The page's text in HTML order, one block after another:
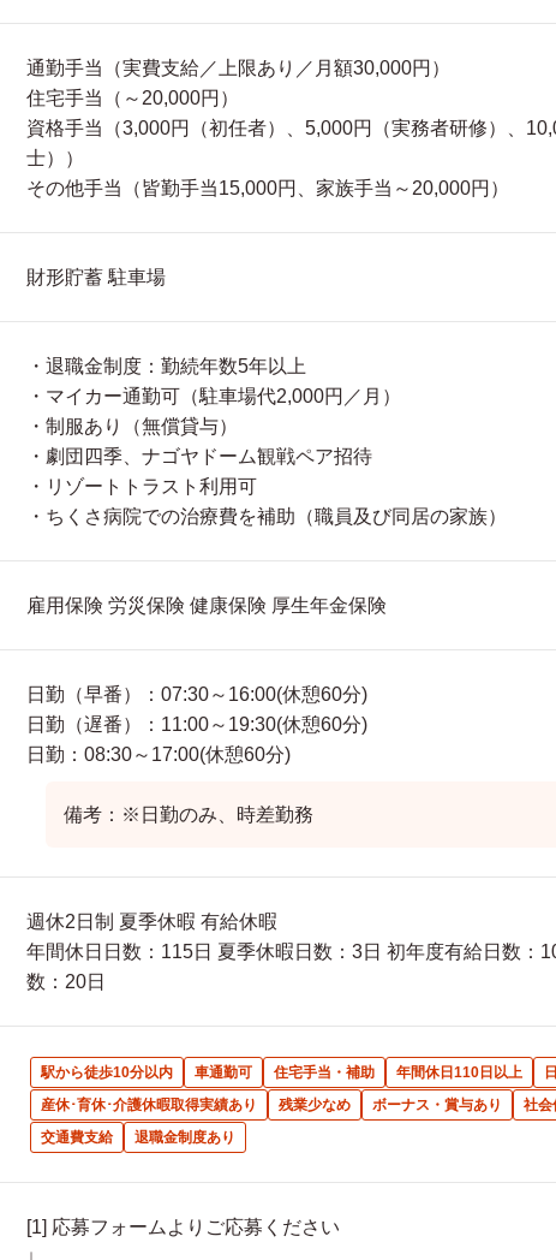
通勤手当（実費支給／上限あり／月額30,000円）
住宅手当（～20,000円）
資格手当（3,000円（初任者）、5,000円（実務者研修）、
士））
その他手当（皆勤手当15,000円、家族手当～20,000円）
財形貯蓄 駐車場
・退職金制度：勤続年数5年以上
・マイカー通勤可（駐車場代2,000円／月）
・制服あり（無償貸与）
・劇団四季、ナゴヤドーム観戦ペア招待
・リゾートトラスト利用可
・ちくさ病院での治療費を補助（職員及び同居の家族）
雇用保険 労災保険 健康保険 厚生年金保険
日勤（早番）：07:30～16:00(休憩60分)
日勤（遅番）：11:00～19:30(休憩60分)
日勤：08:30～17:00(休憩60分)
備考：※日勤のみ、時差勤務
週休2日制 夏季休暇 有給休暇
年間休日日数：115日 夏季休暇日数：3日 初年度有給日数：
数：20日
駅から徒歩10分以内 車通勤可 住宅手当・補助 年間休日110日以上
産休･育休･介護休暇取得実績あり
残業少なめ ボーナス・賞与あり
社会
交通費支給
退職金制度あり
[1] 応募フォームよりご応募ください